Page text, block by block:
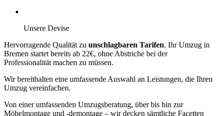
Unsere Devise
Hervorragende Qualität zu unschlagbaren Tarifen. Ihr Umzug in
Bremen startet bereits ab 22€, ohne Abstriche bei der
Professionalität machen zu müssen.
Wir bereithalten eine umfassende Auswahl an Leistungen, die Ihren
Umzug vereinfachen.
Von einer umfassenden Umzugsberatung, überbis hin zur
Möbelmontage und -demontage – wir decken sämtliche Facetten